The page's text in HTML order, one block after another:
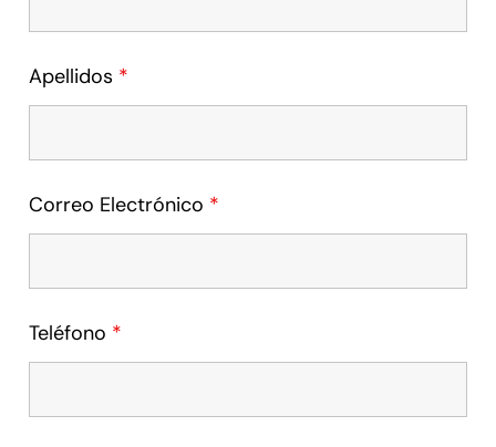
Apellidos *
Correo Electrónico *
Teléfono *